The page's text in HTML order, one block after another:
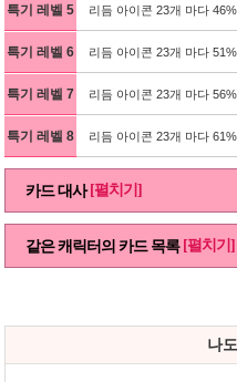
특기 레벨 5 리듬 아이콘 23개 마다
특기 레벨 6 리듬 아이콘 23개 마다
특기 레벨 7 리듬 아이콘 23개 마다
특기 레벨 8 리듬 아이콘 23개 마다
카드 대사 [펼치기]
같은 캐릭터의 카드 목록 [펼치기]
나